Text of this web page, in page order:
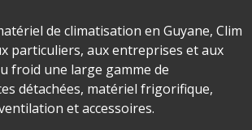
de climatisation en Guyane, Clim
particuliers, aux entreprises et aux
froid une large gamme de
détachées, matériel frigorifique,
et accessoires.